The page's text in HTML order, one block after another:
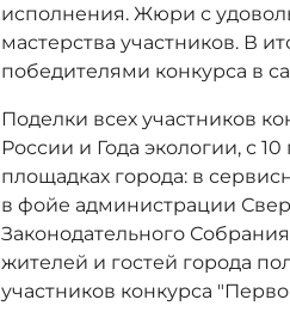
исполнения. Жюри с
мастерства участников. В
победителями конкурса в
Поделки всех участников
России и Года экологии, с
площадках города: в
в фойе администрации
Законодательного
жителей и гостей города
участников конкурса